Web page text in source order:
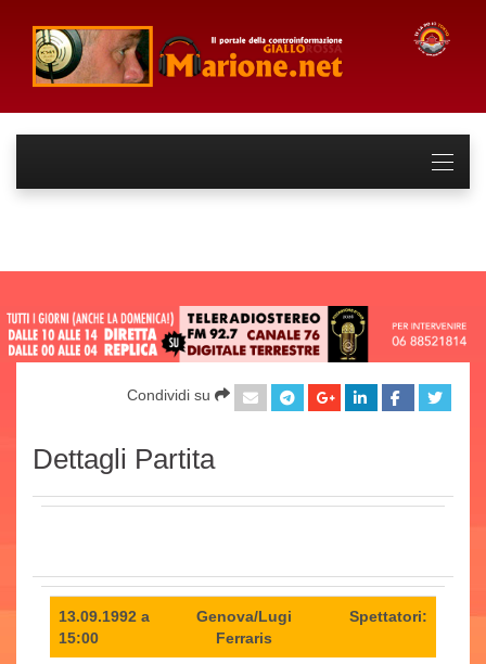
Condividi su
Dettagli Partita
13.09.1992 a
15:00
Genova/Lugi
Ferraris
Spettatori: